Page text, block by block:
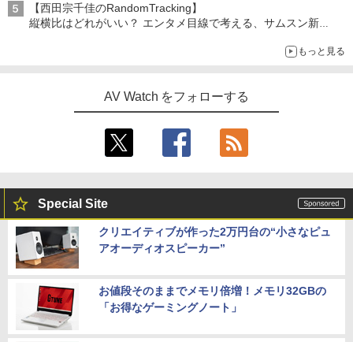
【西田宗千佳のRandomTracking】
縦横比はどれがいい？ エンタメ目線で考える、サムスン新
もっと見る
AV Watch をフォローする
Special Site
クリエイティブが作った2万円台の“小さなピュ
アオーディオスピーカー”
お値段そのままでメモリ倍増！メモリ32GBの
「お得なゲーミングノート」